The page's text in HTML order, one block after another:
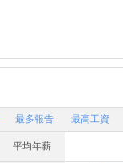
最多報告 最高工資
平均年薪